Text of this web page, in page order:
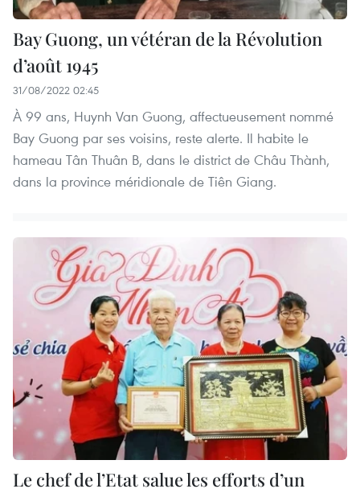
Bay Guong, un vétéran de la Révolution
d’août 1945
31/08/2022 02:45
À 99 ans, Huynh Van Guong, affectueusement nommé
Bay Guong par ses voisins, reste alerte. Il habite le
hameau Tân Thuân B, dans le district de Châu Thành,
dans la province méridionale de Tiên Giang.
Le chef de l’Etat salue les efforts d’un